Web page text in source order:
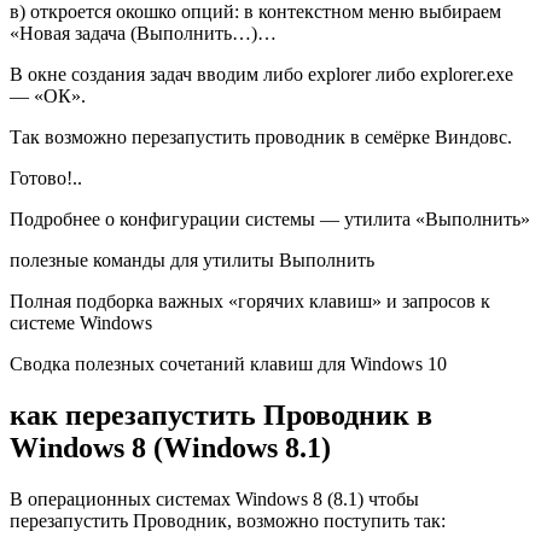
в) откроется окошко опций: в контекстном меню выбираем
«Новая задача (Выполнить…)…
В окне создания задач вводим либо explorerлибо explorer.exе
— «ОК».
Так возможно перезапустить проводник в семёрке Виндовс.
Готово!..
Подробнее о конфигурации системы — утилита «Выполнить»
полезные команды для утилиты Выполнить
Полная подборка важных «горячих клавиш» и запросов к
системе Windows
Сводка полезных сочетаний клавиш для Windows 10
как перезапустить Проводник в
Windows 8 (Windows 8.1)
В операционных системах Windows 8 (8.1) чтобы
перезапустить Проводник, возможно поступить так: